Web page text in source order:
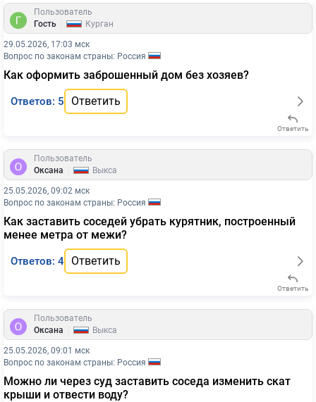
Пользователь
Гость
Курган
29.05.2026, 17:03 мск
Вопрос по законам страны: Россия
Как оформить заброшенный дом без хозяев?
Ответов: 5 Ответить
Ответить
Пользователь
Оксана
Выкса
25.05.2026, 09:02 мск
Вопрос по законам страны: Россия
Как заставить соседей убрать курятник, построенный
менее метра от межи?
Ответов: 4 Ответить
Ответить
Пользователь
Оксана
Выкса
25.05.2026, 09:01 мск
Вопрос по законам страны: Россия
Можно ли через суд заставить соседа изменить скат
крыши и отвести воду?